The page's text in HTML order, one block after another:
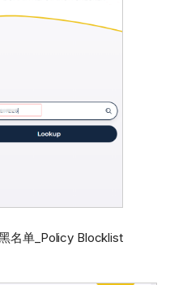
名单_Policy Blocklist